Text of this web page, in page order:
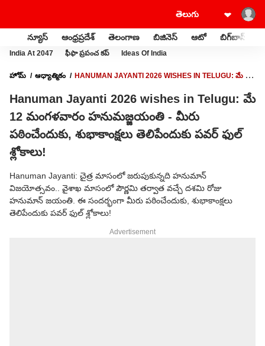
న్యూస్ ఆంధ్రప్రదేశ్ తెలంగాణ బిజినెస్ ఆటో బిగ్‌బాస్
India At 2047 ఫీఫా ప్రపంచ కప్ Ideas Of India
హోమ్ ఆధ్యాత్మికం
HANUMAN JAYANTI 2026 WISHES IN TELUGU: మే 12
శ్లోకాలు!
Hanuman Jayanti 2026 wishes in Telugu: మే
12 మంగళవారం హనుమజ్జయంతి - మీరు
పఠించేందుకు, శుభాకాంక్షలు తెలిపేందుకు పవర్ ఫుల్
శ్లోకాలు!
Hanuman Jayanti: చైత్ర మాసంలో జరుపుకున్నది హనుమాన్
విజయోత్సవం.. వైశాఖ మాసంలో పౌర్ణమి తర్వాత వచ్చే దశమి రోజు
హనుమాన్ జయంతి. ఈ సందర్భంగా మీరు పఠించేందుకు, శుభాకాంక్షలు
తెలిపేందుకు పవర్ ఫుల్ శ్లోకాలు!
Advertisement